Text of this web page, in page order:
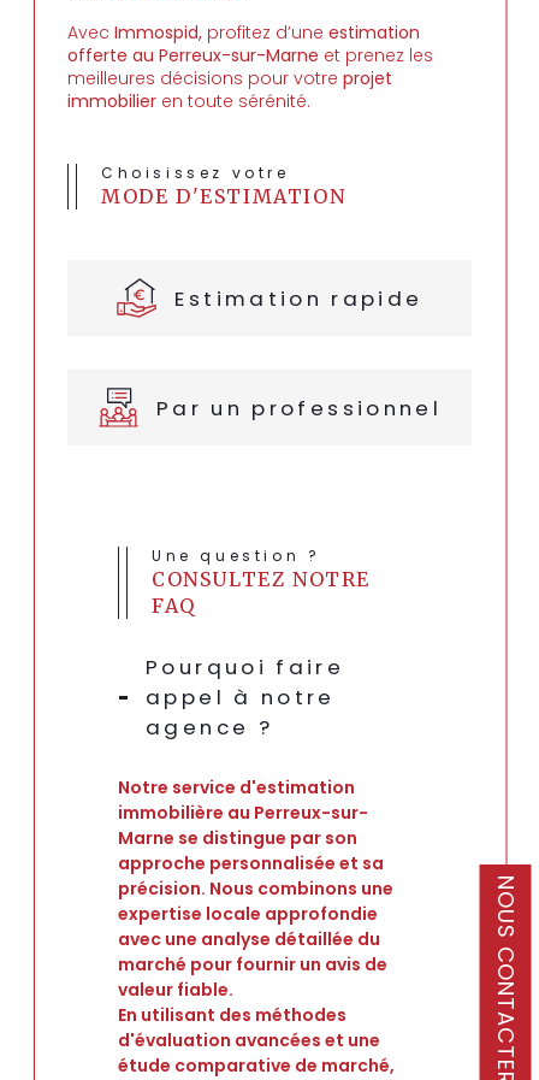
NOUS CONTACTER
Avec Immospid, profitez d’une estimation
offerte au Perreux-sur-Marne et prenez les
meilleures décisions pour votre projet
immobilier en toute sérénité.
Choisissez votre
MODE D'ESTIMATION
Estimation rapide
Par un professionnel
estimation en 4
2 3
Appartement Maison
Je souhaite une estimation pour
louer mon bien
mon bien
Type de bien *
Sélectionnez le type de bien *
Adresse du bien *
Date de disponibilité *
Une question ?
CONSULTEZ NOTRE
FAQ
Pourquoi faire
appel à notre
agence ?
Notre service d'estimation
immobilière au Perreux-sur-
Marne se distingue par son
approche personnalisée et sa
précision. Nous combinons une
expertise locale approfondie
avec une analyse détaillée du
marché pour fournir un avis de
valeur fiable.
En utilisant des méthodes
d'évaluation avancées et une
étude comparative de marché,